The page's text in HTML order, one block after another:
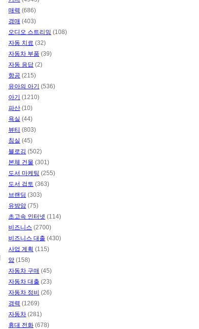
매력 (686)
경매 (403)
오디오 스트리밍 (108)
자동 치료 (32)
자동차 부품 (39)
자동 응답 (2)
항공 (215)
유아의 아기 (536)
아기 (1210)
파산 (10)
욕실 (44)
뷰티 (803)
침실 (45)
블로깅 (502)
본체 건물 (301)
도서 마케팅 (255)
도서 검토 (363)
브랜딩 (303)
유방암 (75)
초고속 인터넷 (114)
비즈니스 (2700)
비즈니스 대출 (430)
사업 계획 (115)
암 (158)
자동차 구매 (45)
자동차 대출 (23)
자동차 정비 (26)
경력 (1269)
자동차 (281)
휴대 전화 (678)